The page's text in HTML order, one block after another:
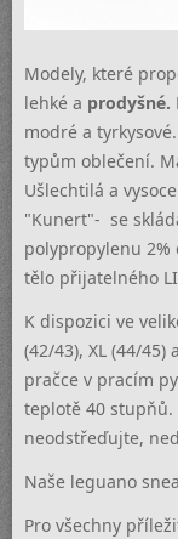
Modely, které
lehké a prodyšné.
modré a
typům oblečení.
Ušlechtilá a
"Kunert"- se
polypropylenu 2%
tělo přijatelného
K dispozici ve
(42/43), XL (44/45)
pračce v pracím
teplotě 40 stupňů.
neodstřeďujte,
Naše leguano
Pro všechny